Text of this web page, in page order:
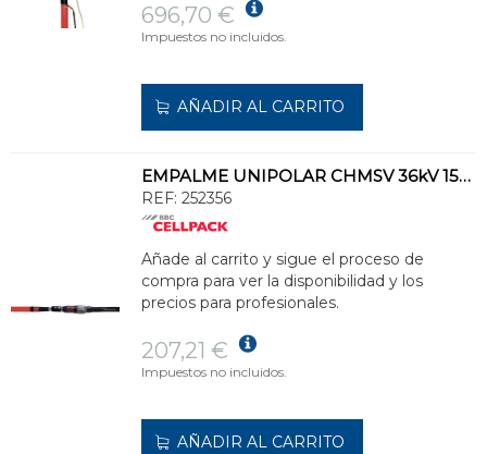
696,70 €
Impuestos no incluidos.
AÑADIR AL CARRITO
EMPALME UNIPOLAR CHMSV 36kV 150-240mm² ENDESA
REF: 252356
Añade al carrito y sigue el proceso de
compra para ver la disponibilidad y los
precios para profesionales.
207,21 €
Impuestos no incluidos.
AÑADIR AL CARRITO